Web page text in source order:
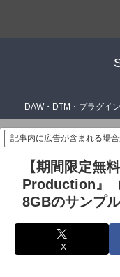
DAW・DTM・プラグイ
記事内に広告が含まれる場
【期間限定無
Production』
8GBのサンプ
X